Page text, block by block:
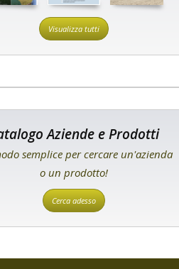
Visualizza tutti
Aziende e Prodotti
semplice per cercare un'azienda
o un prodotto!
Cerca adesso